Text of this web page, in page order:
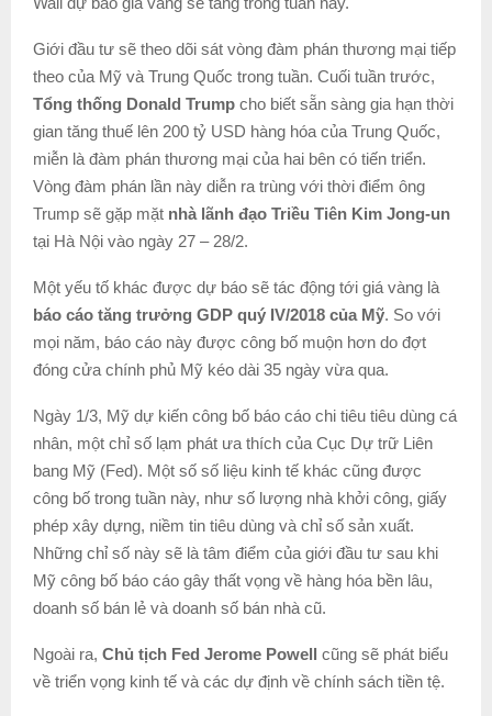
Giới đầu tư sẽ theo dõi sát vòng đàm phán thương mại tiếp
theo của Mỹ và Trung Quốc trong tuần. Cuối tuần trước,
Tổng thống Donald Trump cho biết sẵn sàng gia hạn thời
gian tăng thuế lên 200 tỷ USD hàng hóa của Trung Quốc,
miễn là đàm phán thương mại của hai bên có tiến triển.
Vòng đàm phán lần này diễn ra trùng với thời điểm ông
Trump sẽ gặp mặt nhà lãnh đạo Triều Tiên Kim Jong-un
tại Hà Nội vào ngày 27 – 28/2.
Một yếu tố khác được dự báo sẽ tác động tới giá vàng là
báo cáo tăng trưởng GDP quý IV/2018 của Mỹ. So với
mọi năm, báo cáo này được công bố muộn hơn do đợt
đóng cửa chính phủ Mỹ kéo dài 35 ngày vừa qua.
Ngày 1/3, Mỹ dự kiến công bố báo cáo chi tiêu tiêu dùng cá
nhân, một chỉ số lạm phát ưa thích của Cục Dự trữ Liên
bang Mỹ (Fed). Một số số liệu kinh tế khác cũng được
công bố trong tuần này, như số lượng nhà khởi công, giấy
phép xây dựng, niềm tin tiêu dùng và chỉ số sản xuất.
Những chỉ số này sẽ là tâm điểm của giới đầu tư sau khi
Mỹ công bố báo cáo gây thất vọng về hàng hóa bền lâu,
doanh số bán lẻ và doanh số bán nhà cũ.
Ngoài ra, Chủ tịch Fed Jerome Powell cũng sẽ phát biểu
về triển vọng kinh tế và các dự định về chính sách tiền tệ.